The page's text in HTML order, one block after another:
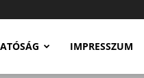
IMPRESSZUM